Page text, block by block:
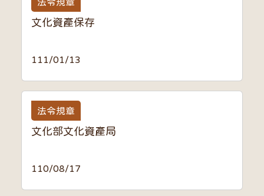
文化資產保存
111/01/13
法令規章
文化部文化資產局
110/08/17